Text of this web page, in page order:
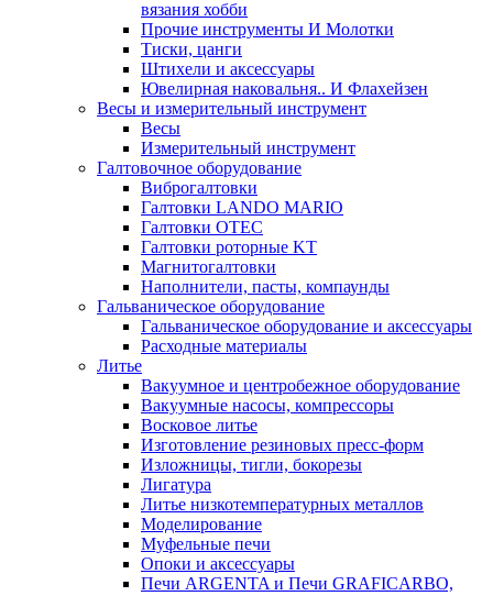
вязания хобби
Прочие инструменты И Молотки
Тиски, цанги
Штихели и аксессуары
Ювелирная наковальня.. И Флахейзен
Весы и измерительный инструмент
Весы
Измерительный инструмент
Галтовочное оборудование
Виброгалтовки
Галтовки LANDO MARIO
Галтовки OTEC
Галтовки роторные KT
Магнитогалтовки
Наполнители, пасты, компаунды
Гальваническое оборудование
Гальваническое оборудование и аксессуары
Расходные материалы
Литье
Вакуумное и центробежное оборудование
Вакуумные насосы, компрессоры
Восковое литье
Изготовление резиновых пресс-форм
Изложницы, тигли, бокорезы
Лигатура
Литье низкотемпературных металлов
Моделирование
Муфельные печи
Опоки и аксессуары
Печи ARGENTA и Печи GRAFICARBO,